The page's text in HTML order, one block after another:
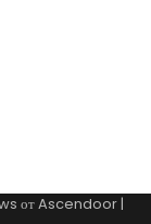
отAscendoor|